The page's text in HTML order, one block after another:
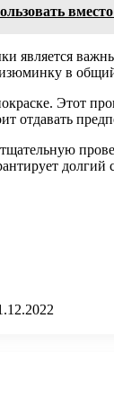
является
в
Этот
отдавать